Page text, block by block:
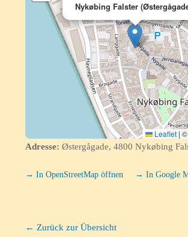
Nykøbing Falster
Leaflet | ©
Adresse: Østergågade, 4800 Nykøbing
→ In OpenStreetMap öffnen → In Google
← Zurück zur Übersicht